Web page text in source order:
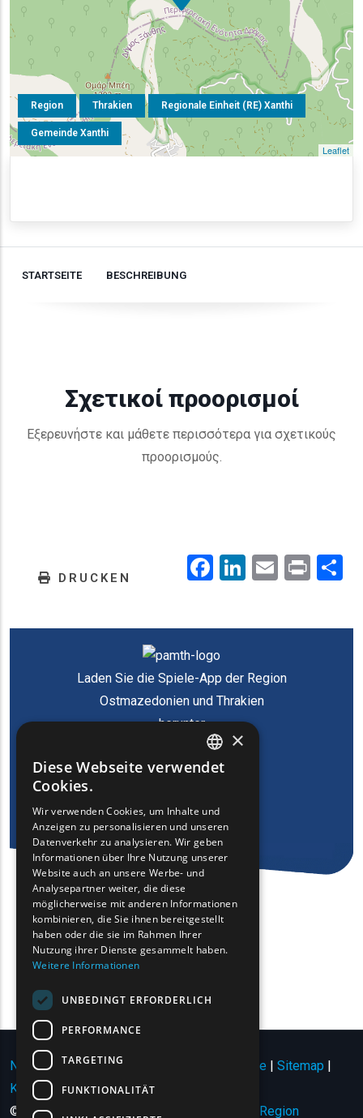
Region Thrakien Regionale Einheit (RE) Xanthi
Gemeinde Xanthi
Leaflet
STARTSEITE BESCHREIBUNG
Σχετικοί προορισμοί
Εξερευνήστε και μάθετε περισσότερα για σχετικούς
προορισμούς.
DRUCKEN Facebook
LinkedIn
EmailPrint
Laden Sie die Spiele-App der Region
Ostmazedonien und Thrakien
herunter
Nutzungsbedingungen | Datenschutzrichtlinie Sitemap
Kontakt
© Copyright 2024 - Alle Rechte vorbehalten
Region
ENGLISH
FRENCH
BULGARIAN
ROMANIAN
TURKISH
×
Diese Webseite verwendet
Cookies.
Wir verwenden Cookies, um Inhalte und
Anzeigen zu personalisieren und unseren
Datenverkehr zu analysieren. Wir geben
Informationen über Ihre Nutzung unserer
Website auch an unsere Werbe- und
Analysepartner weiter, die diese
möglicherweise mit anderen Informationen
kombinieren, die Sie ihnen bereitgestellt
haben oder die sie im Rahmen Ihrer
Nutzung ihrer Dienste gesammelt haben.
Weitere Informationen
UNBEDINGT ERFORDERLICH
PERFORMANCE
TARGETING
FUNKTIONALITÄT